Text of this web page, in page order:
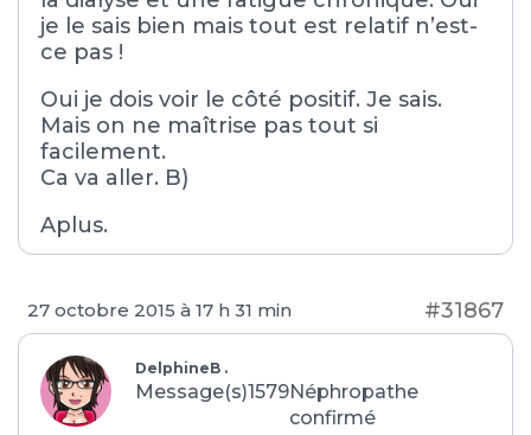
je le sais bien mais tout est relatif n’est-
ce pas !
Oui je dois voir le côté positif. Je sais.
Mais on ne maîtrise pas tout si
facilement.
Ca va aller. B)
Aplus.
27 octobre 2015 à 17 h 31 min #31867
DelphineB .
Message(s)1579Néphropathe
confirmé